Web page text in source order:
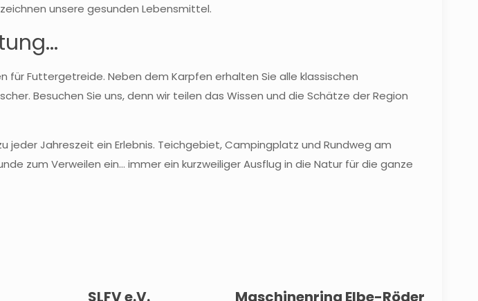
unsere gesunden Lebensmittel.
für Futtergetreide. Neben dem Karpfen erhalten Sie alle klassischen
Besuchen Sie uns, denn wir teilen das Wissen und die Schätze der Region
jeder Jahreszeit ein Erlebnis. Teichgebiet, Campingplatz und Rundweg am
zum Verweilen ein… immer ein kurzweiliger Ausflug in die Natur für die ganze
SLFV e.V. Maschinenring Elbe-Röder